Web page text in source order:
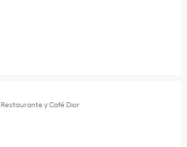
Restaurante y Café Dior